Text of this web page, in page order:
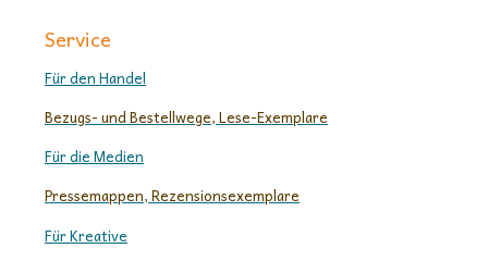
Service
Für den Handel
Bezugs- und Bestellwege, Lese-Exemplare
Für die Medien
Pressemappen, Rezensionsexemplare
Für Kreative